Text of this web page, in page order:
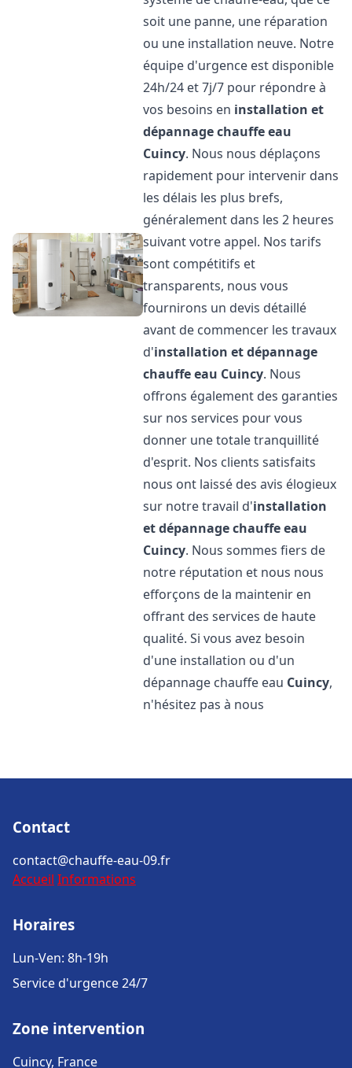
soit une panne, une réparation
ou une installation neuve. Notre
équipe d'urgence est disponible
24h/24 et 7j/7 pour répondre à
vos besoins en installation et
dépannage chauffe eau
Cuincy. Nous nous déplaçons
rapidement pour intervenir dans
les délais les plus brefs,
généralement dans les 2 heures
suivant votre appel. Nos tarifs
sont compétitifs et
transparents, nous vous
fournirons un devis détaillé
avant de commencer les travaux
d'installation et dépannage
chauffe eau Cuincy. Nous
offrons également des garanties
sur nos services pour vous
donner une totale tranquillité
d'esprit. Nos clients satisfaits
nous ont laissé des avis élogieux
sur notre travail d'installation
et dépannage chauffe eau
Cuincy. Nous sommes fiers de
notre réputation et nous nous
efforçons de la maintenir en
offrant des services de haute
qualité. Si vous avez besoin
d'une installation ou d'un
dépannage chauffe eau Cuincy,
n'hésitez pas à nous
Contact
contact@chauffe-eau-09.fr
Accueil Informations
Horaires
Lun-Ven: 8h-19h
Service d'urgence 24/7
Zone intervention
Cuincy, France